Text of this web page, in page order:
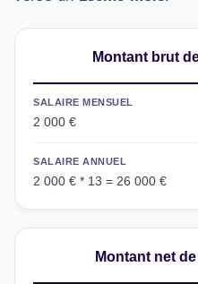
Montant brut
SALAIRE MENSUEL
2 000 €
SALAIRE ANNUEL
2 000 € * 13 = 26 000 €
Montant net